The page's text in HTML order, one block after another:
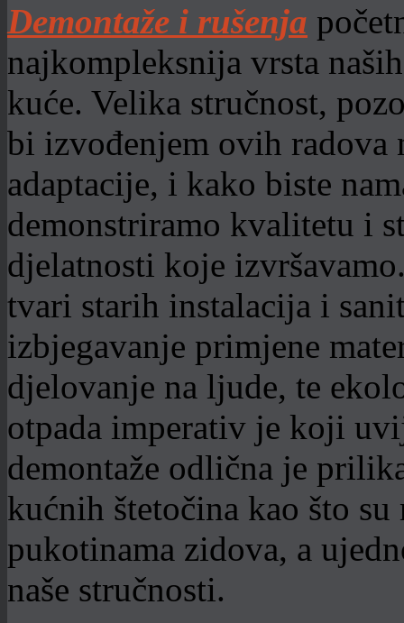
Demontaže i rušenja
najkompleksnija vrsta
kuće. Velika stručnost,
bi izvođenjem ovih radova
adaptacije, i kako biste
demonstriramo kvalitetu i
djelatnosti koje
tvari starih instalacija i
izbjegavanje primjene
djelovanje na ljude, te
otpada imperativ je koji
demontaže odlična je
kućnih štetočina kao što
pukotinama zidova, a
naše stručnosti.